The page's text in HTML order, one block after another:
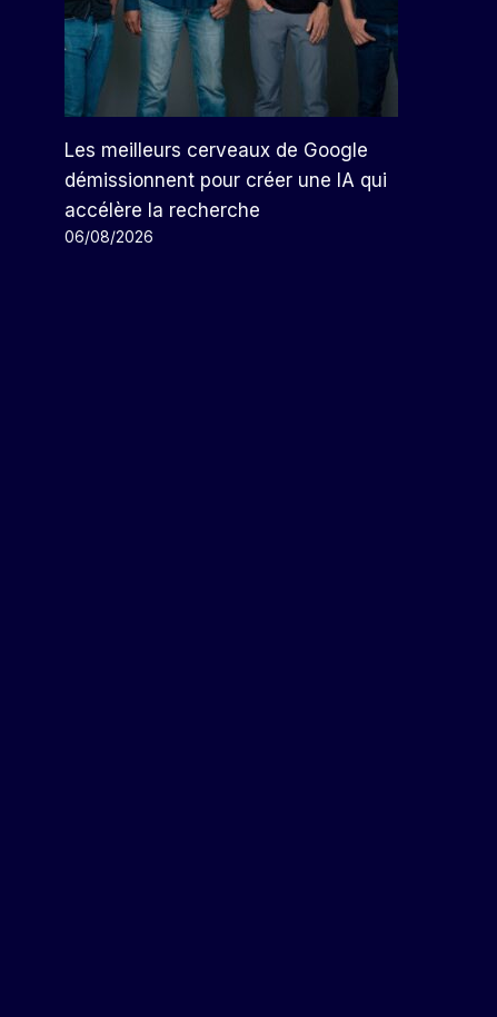
Les meilleurs cerveaux de Google
démissionnent pour créer une IA qui
accélère la recherche
06/08/2026